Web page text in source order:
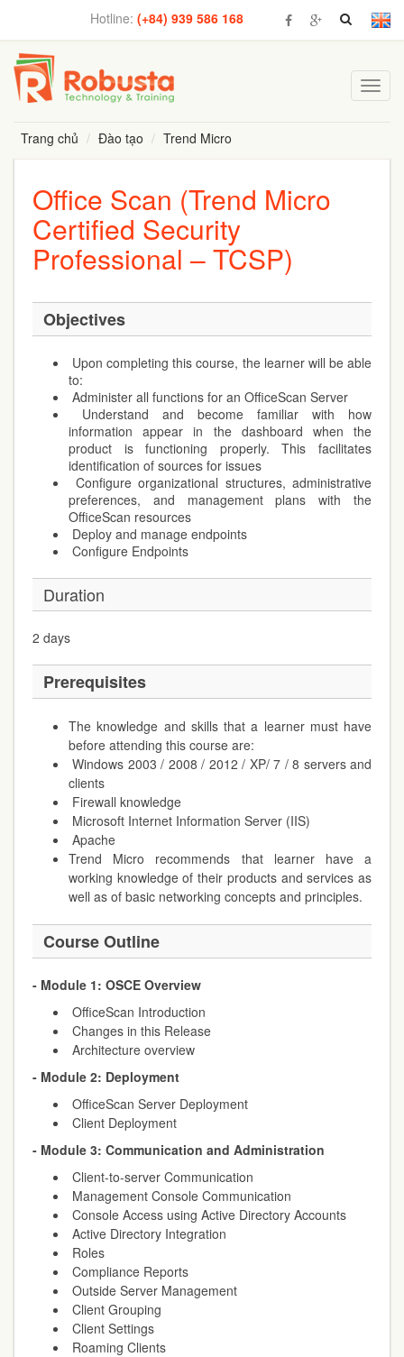
Hotline: (+84) 939 586 168
Trang chủ
Đào tạo Trend Micro
Office Scan (Trend Micro
Certified Security
Professional – TCSP)
Objectives
Upon completing this course, the learner will be able
to:
Administer all functions for an OfficeScan Server
Understand and become familiar with how
information appear in the dashboard when the
product is functioning properly. This facilitates
identification of sources for issues
Configure organizational structures, administrative
preferences, and management plans with the
OfficeScan resources
Deploy and manage endpoints
Configure Endpoints
Duration
2 days
Prerequisites
The knowledge and skills that a learner must have
before attending this course are:
Windows 2003 / 2008 / 2012 / XP/ 7 / 8 servers and
clients
Firewall knowledge
Microsoft Internet Information Server (IIS)
Apache
Trend Micro recommends that learner have a
working knowledge of their products and services as
well as of basic networking concepts and principles.
Course Outline
- Module 1: OSCE Overview
OfficeScan Introduction
Changes in this Release
Architecture overview
- Module 2: Deployment
OfficeScan Server Deployment
Client Deployment
- Module 3: Communication and Administration
Client-to-server Communication
Management Console Communication
Console Access using Active Directory Accounts
Active Directory Integration
Roles
Compliance Reports
Outside Server Management
Client Grouping
Client Settings
Roaming Clients